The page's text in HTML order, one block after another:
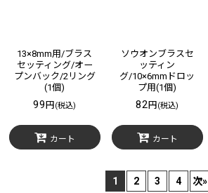
13×8mm用/ブラス
セッティング/オー
プンバック/2リング
(1個)
99円 (税込)
カート
ソウオンブラスセ
ッティン
グ/10×6mmドロッ
プ用(1個)
82円 (税込)
カート
1 2 3 4 次»